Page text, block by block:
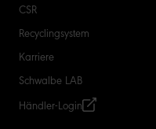
CSR
Recyclingsystem
Karriere
Schwalbe LAB
Händler-Login